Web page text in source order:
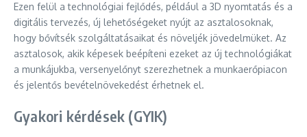
Ezen felül a technológiai fejlődés, például a 3D nyomtatás és a
digitális tervezés, új lehetőségeket nyújt az asztalosoknak,
hogy bővítsék szolgáltatásaikat és növeljék jövedelmüket. Az
asztalosok, akik képesek beépíteni ezeket az új technológiákat
a munkájukba, versenyelőnyt szerezhetnek a munkaerőpiacon
és jelentős bevételnövekedést érhetnek el.
Gyakori kérdések (GYIK)